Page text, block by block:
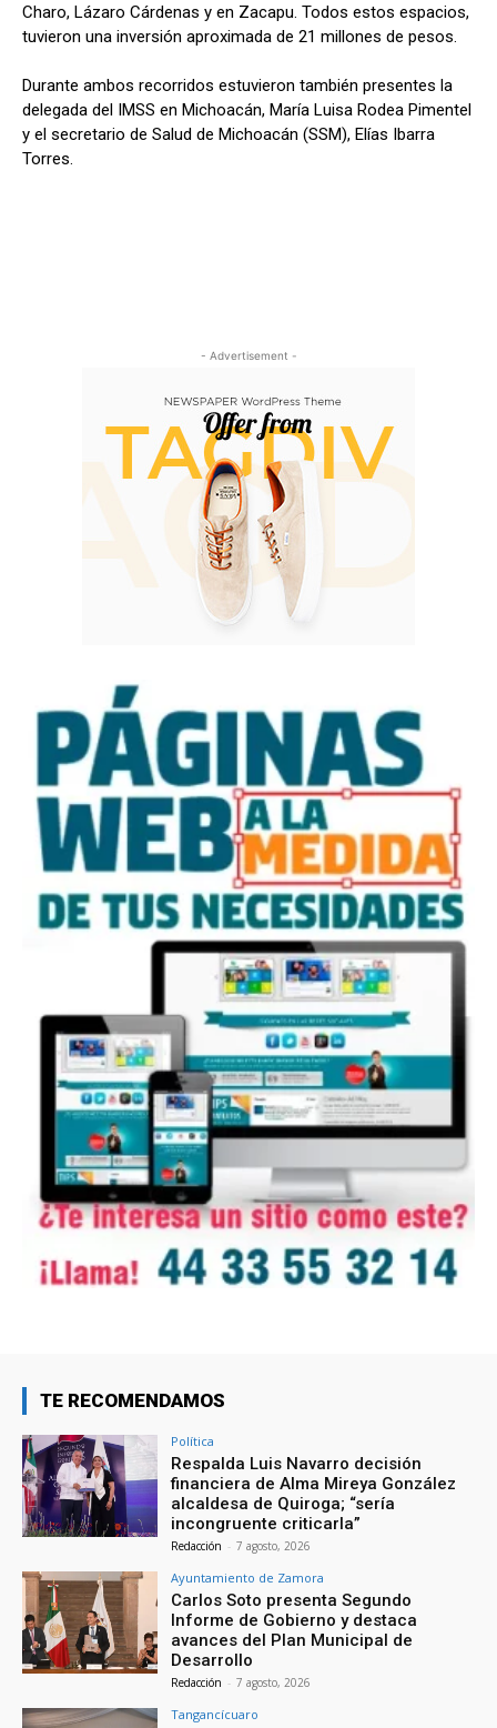
Charo, Lázaro Cárdenas y en Zacapu. Todos estos espacios,
tuvieron una inversión aproximada de 21 millones de pesos.
Durante ambos recorridos estuvieron también presentes la
delegada del IMSS en Michoacán, María Luisa Rodea Pimentel
y el secretario de Salud de Michoacán (SSM), Elías Ibarra
Torres.
- Advertisement -
TE RECOMENDAMOS
Política
Respalda Luis Navarro decisión
financiera de Alma Mireya González
alcaldesa de Quiroga; “sería
incongruente criticarla”
Redacción - 7 agosto, 2026
Ayuntamiento de Zamora
Carlos Soto presenta Segundo
Informe de Gobierno y destaca
avances del Plan Municipal de
Desarrollo
Redacción - 7 agosto, 2026
Tangancícuaro